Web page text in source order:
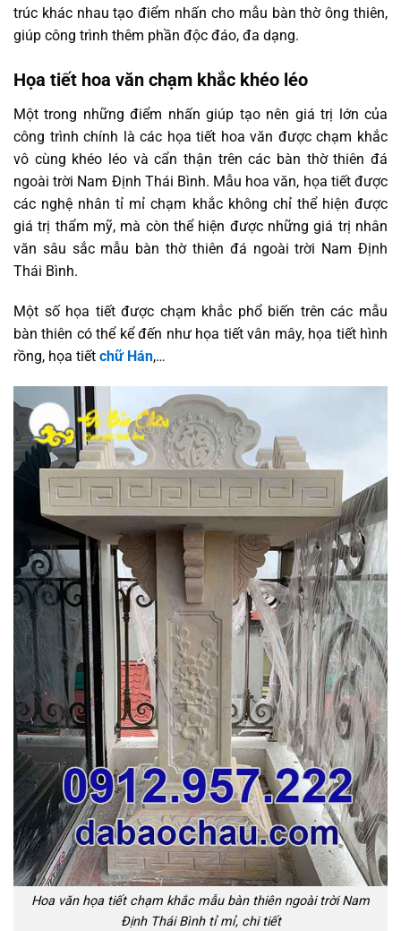
trúc khác nhau tạo điểm nhấn cho mẫu bàn thờ ông thiên,
giúp công trình thêm phần độc đáo, đa dạng.
Họa tiết hoa văn chạm khắc khéo léo
Một trong những điểm nhấn giúp tạo nên giá trị lớn của
công trình chính là các họa tiết hoa văn được chạm khắc
vô cùng khéo léo và cẩn thận trên các bàn thờ thiên đá
ngoài trời Nam Định Thái Bình. Mẫu hoa văn, họa tiết được
các nghệ nhân tỉ mỉ chạm khắc không chỉ thể hiện được
giá trị thẩm mỹ, mà còn thể hiện được những giá trị nhân
văn sâu sắc mẫu bàn thờ thiên đá ngoài trời Nam Định
Thái Bình.
Một số họa tiết được chạm khắc phổ biến trên các mẫu
bàn thiên có thể kể đến như họa tiết vân mây, họa tiết hình
rồng, họa tiết chữ Hán,…
Hoa văn họa tiết chạm khắc mẫu bàn thiên ngoài trời Nam
Định Thái Bình tỉ mỉ, chi tiết